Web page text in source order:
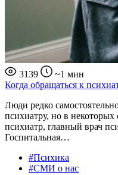
3139
~1 мин
Когда обращаться к
Люди редко
психиатру, но в некоторых
психиатр, главный врач
Госпитальная…
#Психика
#СМИ о нас